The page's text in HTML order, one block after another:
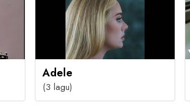
Adele
(3 lagu)